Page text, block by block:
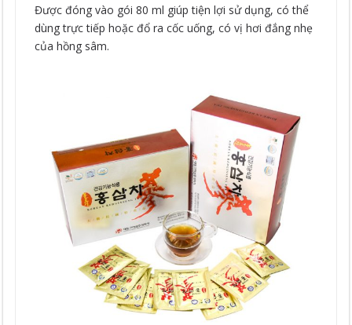
Được đóng vào gói 80 ml giúp tiện lợi sử dụng, có thể
dùng trực tiếp hoặc đổ ra cốc uống, có vị hơi đắng nhẹ
của hồng sâm.